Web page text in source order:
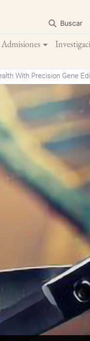
Buscar
Admisiones
With Precision Gene